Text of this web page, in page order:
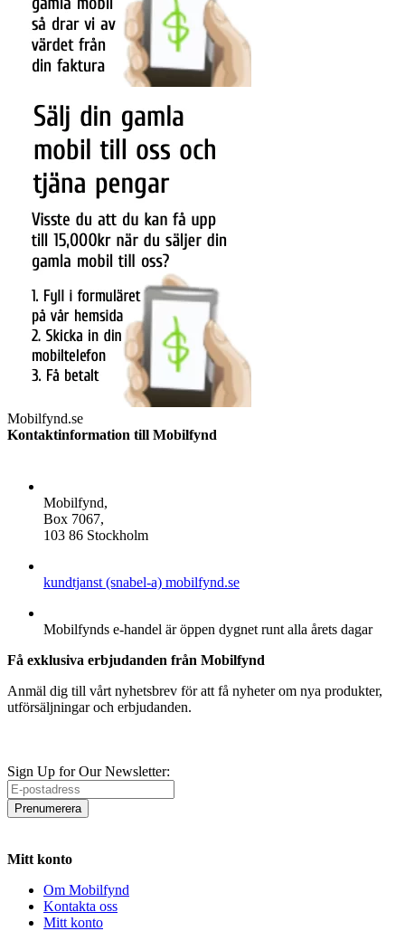
Mobilfynd.se
Kontaktinformation till Mobilfynd
Mobilfynd,
Box 7067,
103 86 Stockholm
kundtjanst (snabel-a) mobilfynd.se
Mobilfynds e-handel är öppen dygnet runt alla årets dagar
Få exklusiva erbjudanden från Mobilfynd
Anmäl dig till vårt nyhetsbrev för att få nyheter om nya produkter,
utförsäljningar och erbjudanden.
Sign Up for Our Newsletter:
Prenumerera
Mitt konto
Om Mobilfynd
Kontakta oss
Mitt konto